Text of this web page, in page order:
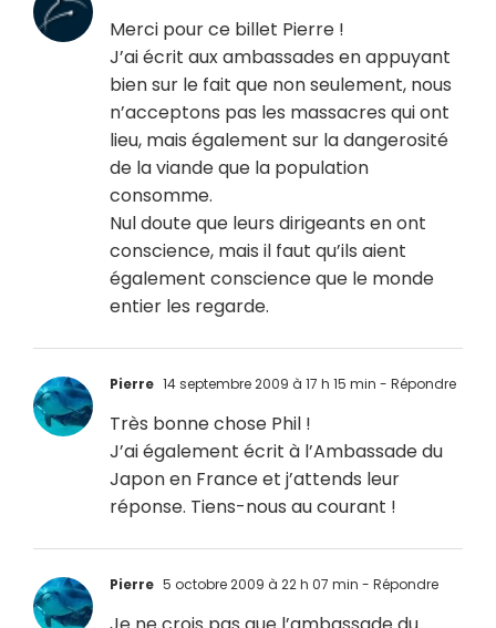
Merci pour ce billet Pierre !
J’ai écrit aux ambassades en appuyant
bien sur le fait que non seulement, nous
n’acceptons pas les massacres qui ont
lieu, mais également sur la dangerosité
de la viande que la population
consomme.
Nul doute que leurs dirigeants en ont
conscience, mais il faut qu’ils aient
également conscience que le monde
entier les regarde.
Pierre 14 septembre 2009 à 17 h 15 min - Répondre
Très bonne chose Phil !
J’ai également écrit à l’Ambassade du
Japon en France et j’attends leur
réponse. Tiens-nous au courant !
Pierre 5 octobre 2009 à 22 h 07 min - Répondre